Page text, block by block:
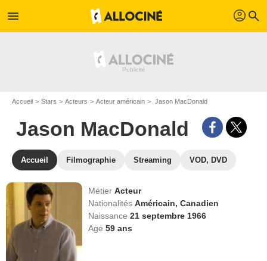
menu profil search
Accueil Stars Acteurs Acteur américain Jason MacDonald
Jason MacDonald
Accueil Filmographie Streaming VOD, DVD
MétierActeur
NationalitésAméricain, Canadien
Naissance21 septembre 1966
Age59 ans